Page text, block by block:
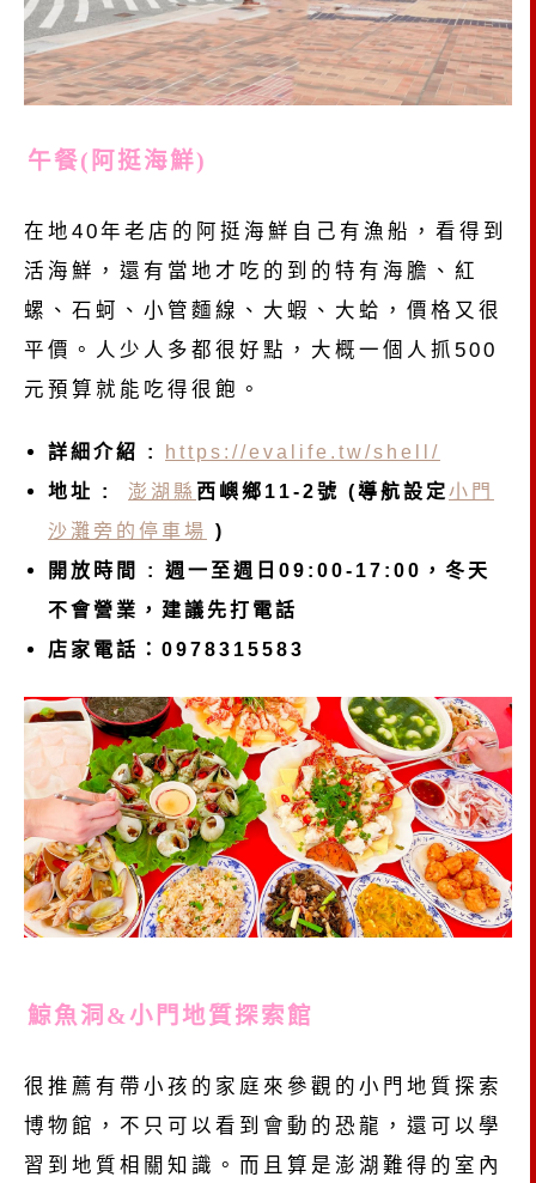
午餐(阿挺海鮮)
在地40年老店的阿挺海鮮自己有漁船，看得到
活海鮮，還有當地才吃的到的特有海膽、紅
螺、石蚵、小管麵線、大蝦、大蛤，價格又很
平價。人少人多都很好點，大概一個人抓500
元預算就能吃得很飽。
詳細介紹 :
https://evalife.tw/shell/
地址 : 澎湖縣 西嶼鄉11-2號 (導航設定小門
沙灘旁的停車場 )
開放時間 : 週一至週日09:00-17:00，冬天
不會營業，建議先打電話
店家電話：0978315583
鯨魚洞&小門地質探索館
很推薦有帶小孩的家庭來參觀的小門地質探索
博物館，不只可以看到會動的恐龍，還可以學
習到地質相關知識。而且算是澎湖難得的室內